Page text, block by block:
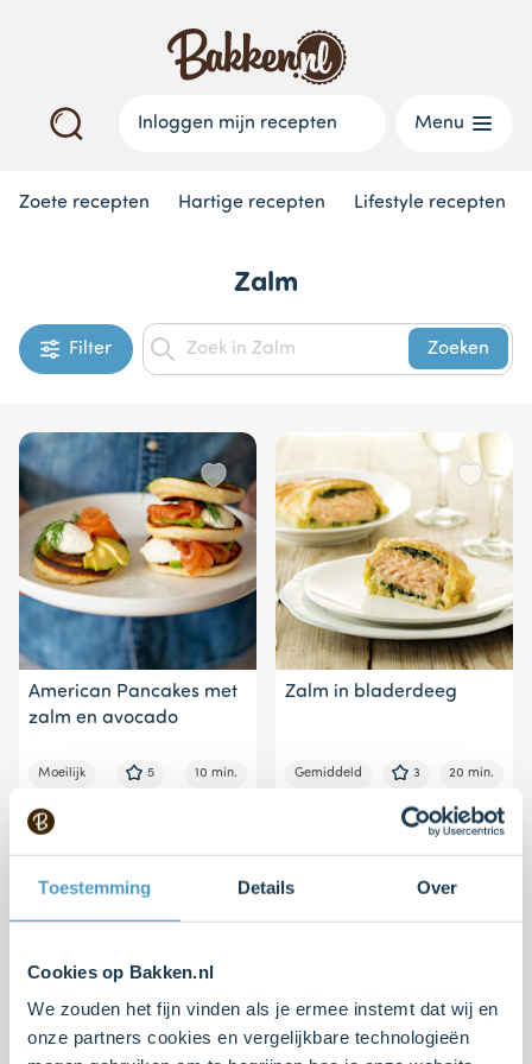
Toestemming Details Over
Cookies op Bakken.nl
We zouden het fijn vinden als je ermee instemt dat wij en
onze partners cookies en vergelijkbare technologieën
Inloggen mijn recepten Menu
Zoete recepten Hartige recepten Lifestyle recepten
Zalm
Filter Zoeken
American Pancakes met
zalm en avocado
Moeilijk 5 10 min.
Zalm in bladerdeeg
Gemiddeld 3 20 min.